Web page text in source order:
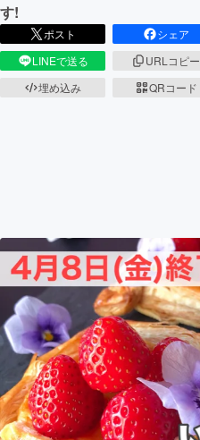
す!
ポスト
シェア
LINEで送る
URLコピー
埋め込み
QRコード